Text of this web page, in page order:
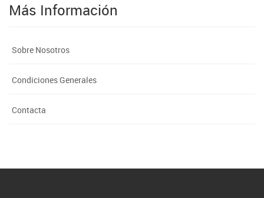
Más Información
Sobre Nosotros
Condiciones Generales
Contacta